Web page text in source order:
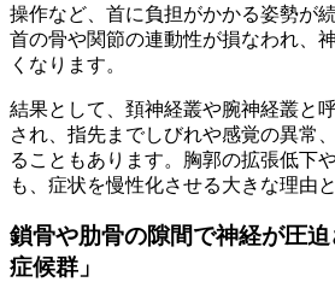
操作など、首に負担がかかる姿勢が
首の骨や関節の連動性が損なわれ、
くなります。
結果として、頚神経叢や腕神経叢と
され、指先までしびれや感覚の異常
ることもあります。胸郭の拡張低下
も、症状を慢性化させる大きな理由
鎖骨や肋骨の隙間で神経が圧
症候群」